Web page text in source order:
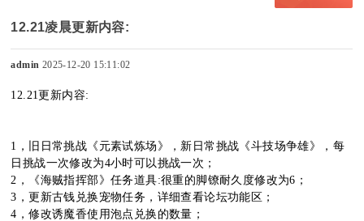
Di
sc
uz
› ›
12.21凌晨更新内容:
admin 2025-12-20 15:11:02
12.21更新内容:
1，旧日常挑战《元素试炼场》，新日常挑战《斗技场争雄》，每
日挑战一次修改为4小时可以挑战一次；
​2，《海贼指挥部》任务道具:很重的脚镣耐久度修改为6；
​3，更新古钱兑换宠物任务，详细查看论坛功能区；
​4，修改诱魔香使用泡点兑换的数量；